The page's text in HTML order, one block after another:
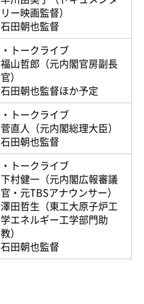
リー映画監督）
石田朝也監督
・トークライブ
福山哲郎（元内閣官房副長
官）
石田朝也監督ほか予定
・トークライブ
菅直人（元内閣総理大臣）
石田朝也監督
・トークライブ
下村健一（元内閣広報審議
官・元TBSアナウンサー）
澤田哲生（東工大原子炉工
学エネルギー工学部門助
教）
石田朝也監督